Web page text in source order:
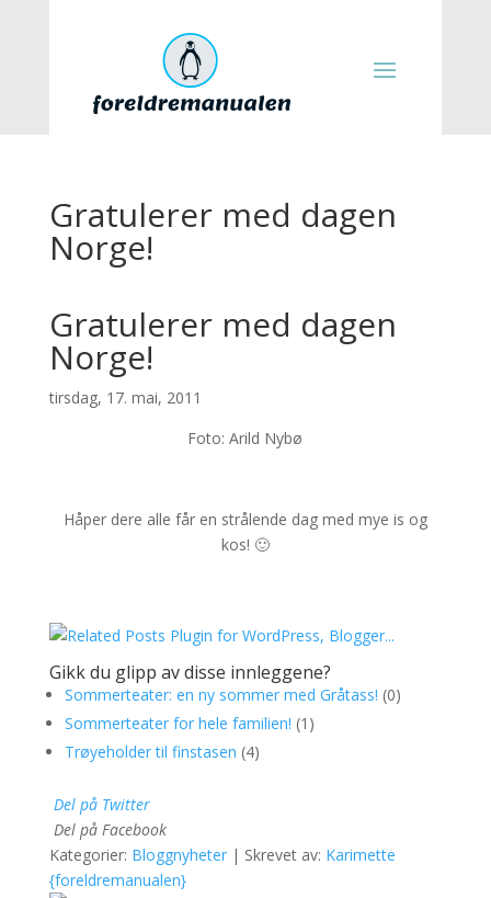
Gratulerer med dagen
Norge!
Gratulerer med dagen
Norge!
tirsdag, 17. mai, 2011
Foto: Arild Nybø
Håper dere alle får en strålende dag med mye is og
kos! 🙂
Gikk du glipp av disse innleggene?
Sommerteater: en ny sommer med Gråtass! (0)
Sommerteater for hele familien! (1)
Trøyeholder til finstasen (4)
Del på Twitter
Del på Facebook
Kategorier: Bloggnyheter| Skrevet av: Karimette
{foreldremanualen}